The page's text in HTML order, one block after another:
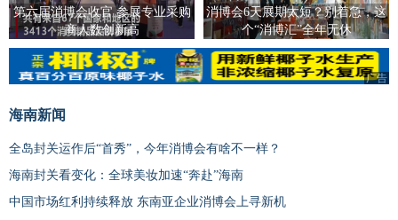
第六届消博会收官 参展专业采购
商人数创新高
消博会6天展期太短？别着急，这
个“消博汇”全年无休
广告
海南新闻
全岛封关运作后“首秀”，今年消博会有啥不一样？
海南封关看变化：全球美妆加速“奔赴”海南
中国市场红利持续释放 东南亚企业消博会上寻新机